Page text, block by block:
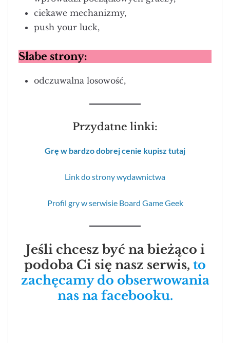
ciekawe mechanizmy,
push your luck,
Słabe strony:
odczuwalna losowość,
Przydatne linki:
Grę w bardzo dobrej cenie kupisz tutaj
Link do strony wydawnictwa
Profil gry w serwisie Board Game Geek
Jeśli chcesz być na bieżąco i
podoba Ci się nasz serwis, to
zachęcamy do obserwowania
nas na facebooku.